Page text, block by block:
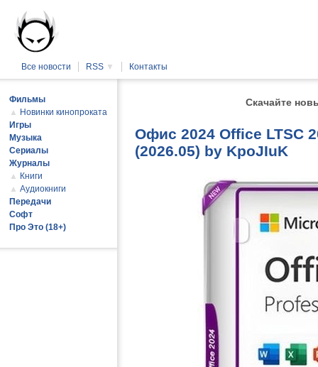
Все новости RSS ▼ Контакты
Скачайте
Офис 2024 Office LTSC
(2026.05) by KpoJIuK
Фильмы
▲ Новинки кинопроката
Игры
Музыка
Сериалы
Журналы
▲ Книги
▲ Аудиокниги
Передачи
Софт
Про Это (18+)